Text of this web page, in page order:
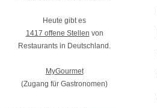
Heute gibt es
1417 offene Stellen von
Restaurants in Deutschland.
MyGourmet
(Zugang für Gastronomen)